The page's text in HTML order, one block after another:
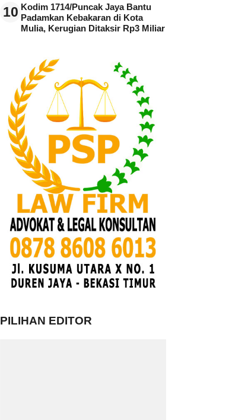
10 Kodim 1714/Puncak Jaya Bantu
Padamkan Kebakaran di Kota
Mulia, Kerugian Ditaksir Rp3 Miliar
PILIHAN EDITOR